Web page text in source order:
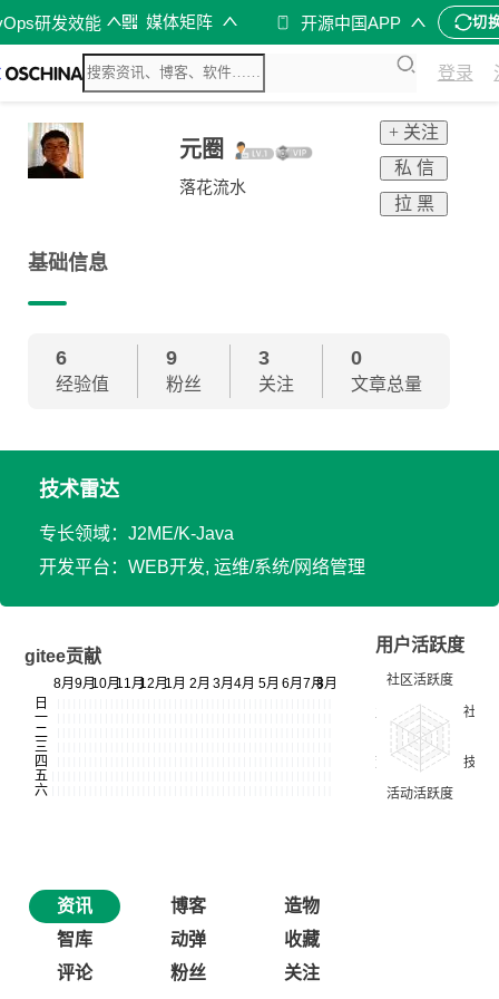
研发效能 媒体矩阵 开源中国APP 切
登录
元圈
落花流水
+ 关注
私 信
拉 黑
基础信息
6
经验值
9
粉丝
3
关注
0
文章总量
技术雷达
专长领域：J2ME/K-Java
开发平台：WEB开发, 运维/系统/网络管理
gitee贡献
用户活跃度
资讯 博客
造物
智库
动弹
收藏
评论
粉丝 关注